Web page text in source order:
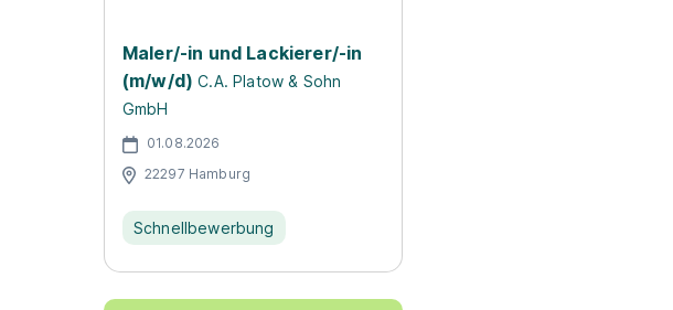
Maler/-in und Lackierer/-in
(m/w/d) C.A. Platow & Sohn
GmbH
01.08.2026
22297 Hamburg
Schnellbewerbung